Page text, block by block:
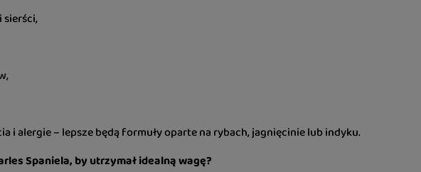
i alergie – lepsze będą formuły oparte na rybach, jagnięcinie lub indyku.
Spaniela, by utrzymał idealną wagę?